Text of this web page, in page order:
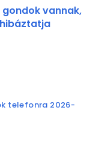
gondok vannak,
telefonra 2026-